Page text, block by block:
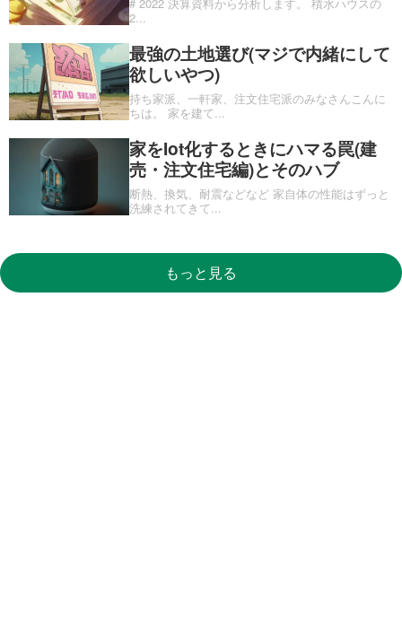
2...
最強の土地選び(マジで内緒にして
欲しいやつ)
持ち家派、一軒家、注文住宅派のみなさんこんに
ちは。 家を建て...
家をIot化するときにハマる罠(建
売・注文住宅編)とそのハブ
断熱、換気、耐震などなど 家自体の性能はずっと
洗練されてきて...
もっと見る